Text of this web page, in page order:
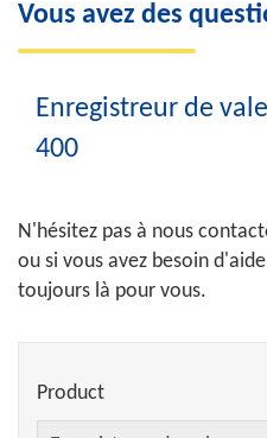
Vous avez des
Enregistreur de
400
N'hésitez pas à nous
ou si vous avez besoin
toujours là pour vous.
Product